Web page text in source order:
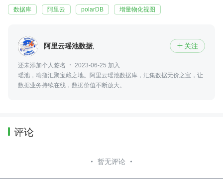
数据库 阿里云 polarDB 增量物化视图
阿里云瑶池数据库_  关注
还未添加个人签名
2023-06-25 加入
瑶池，喻指汇聚宝藏之地。阿里云瑶池数据库，汇集数据无价之宝，让
数据业务持续在线，数据价值不断放大。
评论
暂无评论